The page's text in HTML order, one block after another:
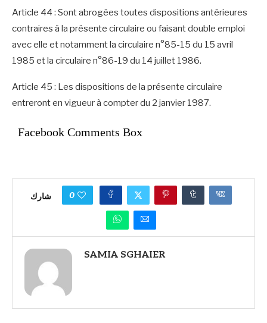
Article 44 : Sont abrogées toutes dispositions antérieures
contraires à la présente circulaire ou faisant double emploi
avec elle et notamment la circulaire n°85-15 du 15 avril
1985 et la circulaire n°86-19 du 14 juillet 1986.
Article 45 : Les dispositions de la présente circulaire
entreront en vigueur à compter du 2 janvier 1987.
Facebook Comments Box
شارك 0
SAMIA SGHAIER